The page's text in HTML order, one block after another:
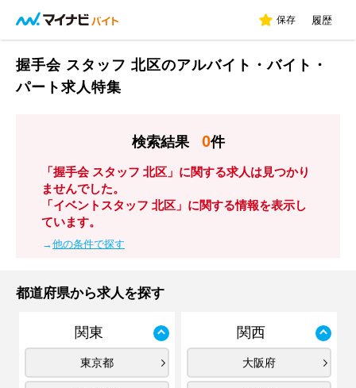
保存 履歴
握手会 スタッフ 北区のアルバイト・バイト・
パート求人特集
検索結果 0件
「握手会 スタッフ 北区」に関する求人は見つかり
ませんでした。
「イベントスタッフ 北区」に関する情報を表示し
ています。
→他の条件で探す
都道府県から求人を探す
関東
東京都
関西
大阪府